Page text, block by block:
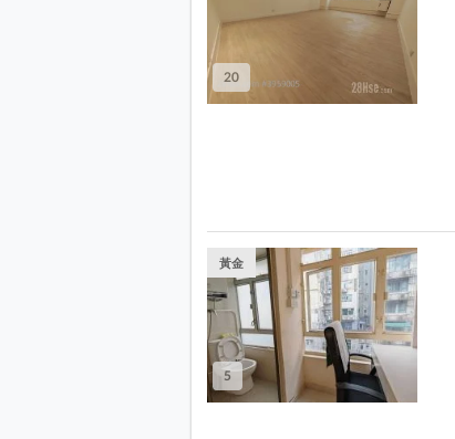
20
5
黃金